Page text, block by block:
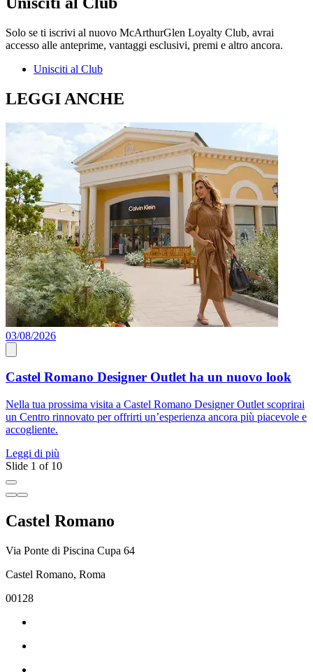
Solo se ti iscrivi al nuovo McArthurGlen Loyalty Club, avrai
accesso alle anteprime, vantaggi esclusivi, premi e altro ancora.
Unisciti al Club
LEGGI ANCHE
03/08/2026
Castel Romano Designer Outlet ha un nuovo look
Nella tua prossima visita a Castel Romano Designer Outlet scoprirai
un Centro rinnovato per offrirti un’esperienza ancora più piacevole e
accogliente.
Leggi di più
Slide 1 of 10
Castel Romano
Via Ponte di Piscina Cupa 64
Castel Romano, Roma
00128